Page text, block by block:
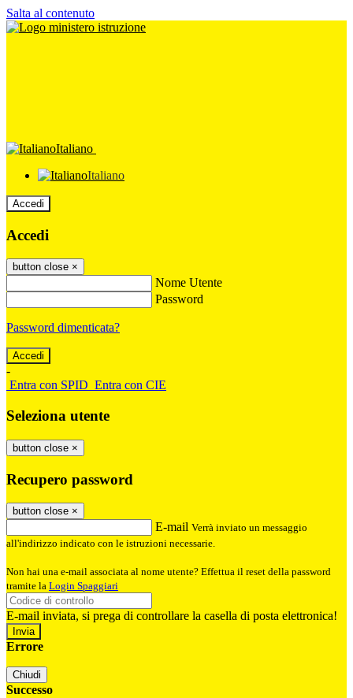
Salta al contenuto
Italiano
Italiano
Accedi
Accedi
button close ×
Nome Utente
Password
Password dimenticata?
-
Entra con SPID Entra con CIE
Seleziona utente
button close ×
Recupero password
button close ×
E-mail Verrà inviato un messaggio
all'indirizzo indicato con le istruzioni necessarie.
Non hai una e-mail associata al nome utente? Effettua il reset della password
tramite la Login Spaggiari
E-mail inviata, si prega di controllare la casella di posta elettronica!
Errore
Chiudi
Successo